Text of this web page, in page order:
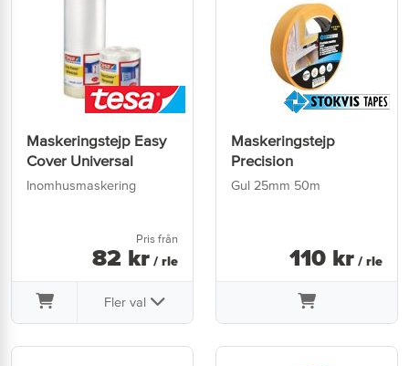
Maskeringstejp Easy
Cover Universal
Inomhusmaskering
Pris från
82 kr / rle
Fler val
Maskeringstejp
Precision
Gul 25mm 50m
110 kr / rle